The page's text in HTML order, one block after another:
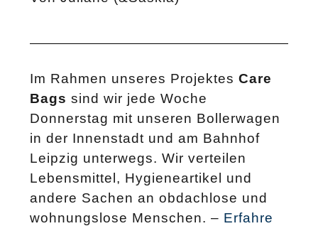
Im Rahmen unseres Projektes Care
Bags sind wir jede Woche
Donnerstag mit unseren Bollerwagen
in der Innenstadt und am Bahnhof
Leipzig unterwegs. Wir verteilen
Lebensmittel, Hygieneartikel und
andere Sachen an obdachlose und
wohnungslose Menschen. – Erfahre